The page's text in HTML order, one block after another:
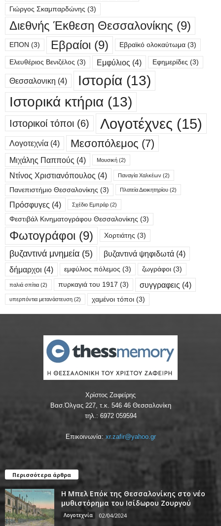
Γιώργος Σκαμπαρδώνης (3)
Διεθνής Έκθεση Θεσσαλονίκης (9)
ΕΠΟΝ (3) Εβραίοι (9) Εβραϊκό ολοκαύτωμα (3)
Ελευθέριος Βενιζέλος (3) Εμφύλιος (4) Εφημερίδες (3)
Θεσσαλονικη (4) Ιστορία (13)
Ιστορικά κτήρια (13)
Ιστορικοί τόποι (6) Λογοτέχνες (15)
Λογοτεχνία (4) Μεσοπόλεμος (7)
Μιχάλης Παππούς (4) Μουσική (2)
Ντίνος Χριστιανόπουλος (4) Παναγία Χαλκέων (2)
Πανεπιστήμιο Θεσσαλονίκης (3) Πλατεία Διοικητηρίου (2)
Πρόσφυγες (4) Σχέδιο Εμπράρ (2)
Φεστιβάλ Κινηματογράφου Θεσσαλονίκης (3)
Φωτογράφοι (9) Χορτιάτης (3)
βυζαντινά μνημεία (5) βυζαντινά ψηφιδωτά (4)
δήμαρχοι (4) εμφύλιος πόλεμος (3) ζωγράφοι (3)
παλιά σπίτια (2) πυρκαγιά του 1917 (3) συγγραφεις (4)
υπερπόντια μετανάστευση (2) χαμένοι τόποι (3)
Χρίστος Ζαφείρης
Βασ.Όλγας 227, τ.κ. 546 46 Θεσσαλονίκη
τηλ.: 6972 059594
Επικοινωνία: xr.zafir@yahoo.gr
Περισσότερα άρθρα
Η Μπελ Επόκ της Θεσσαλονίκης στο νέο
μυθιστόρημα του Ισίδωρου Ζουργού
Λογοτεχνία 02/04/2024